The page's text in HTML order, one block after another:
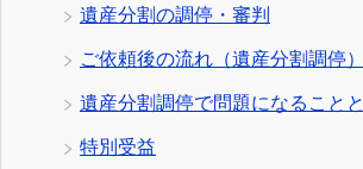
遺産分割の調停・審判
ご依頼後の流れ（遺産分割調停）
遺産分割調停で問題になること
特別受益